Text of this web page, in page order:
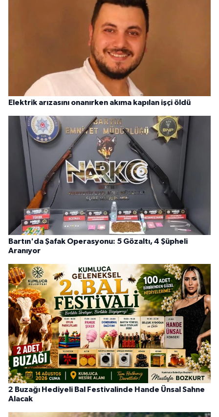
Elektrik arızasını onanırken akıma kapılan işçi öldü
Bartın'da Şafak Operasyonu: 5 Gözaltı, 4 Şüpheli
Aranıyor
2 Buzağı Hediyeli Bal Festivalinde Hande Ünsal Sahne
Alacak